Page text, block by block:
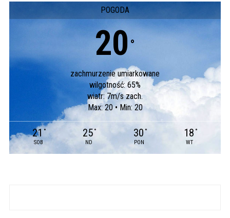
POGODA
20 °
zachmurzenie umiarkowane
wilgotność: 65%
wiatr: 7m/s zach.
Max: 20 • Min: 20
21 °
SOB
25 °
ND
30 °
PON
18 °
WT